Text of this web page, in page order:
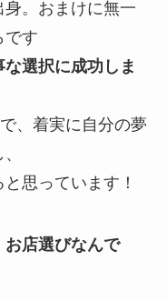
。おまけに無一
です
選択に成功しま
、着実に自分の夢
思っています！
店選びなんで